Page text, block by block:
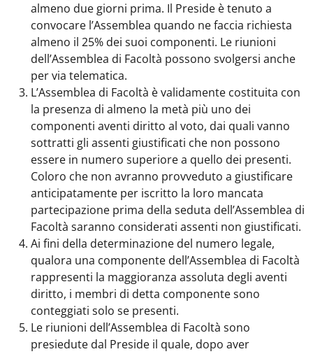
almeno due giorni prima. Il Preside è tenuto a
convocare l’Assemblea quando ne faccia richiesta
almeno il 25% dei suoi componenti. Le riunioni
dell’Assemblea di Facoltà possono svolgersi anche
per via telematica.
L’Assemblea di Facoltà è validamente costituita con
la presenza di almeno la metà più uno dei
componenti aventi diritto al voto, dai quali vanno
sottratti gli assenti giustificati che non possono
essere in numero superiore a quello dei presenti.
Coloro che non avranno provveduto a giustificare
anticipatamente per iscritto la loro mancata
partecipazione prima della seduta dell’Assemblea di
Facoltà saranno considerati assenti non giustificati.
Ai fini della determinazione del numero legale,
qualora una componente dell’Assemblea di Facoltà
rappresenti la maggioranza assoluta degli aventi
diritto, i membri di detta componente sono
conteggiati solo se presenti.
Le riunioni dell’Assemblea di Facoltà sono
presiedute dal Preside il quale, dopo aver